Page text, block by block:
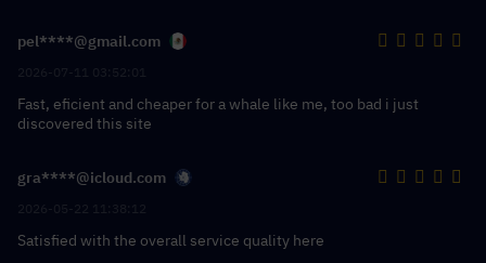
pel****@gmail.com
Fast, eficient and cheaper for a whale like me, too bad i just
discovered this site
gra****@icloud.com
Satisfied with the overall service quality here